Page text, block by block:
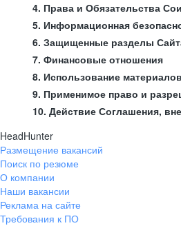
4. Права и Обязательства
5. Информационная
6. Защищенные разделы
7. Финансовые отношения
8. Использование
9. Применимое право и
10. Действие Соглашения,
HeadHunter
Размещение вакансий
Поиск по резюме
О компании
Наши вакансии
Реклама на сайте
Требования к ПО